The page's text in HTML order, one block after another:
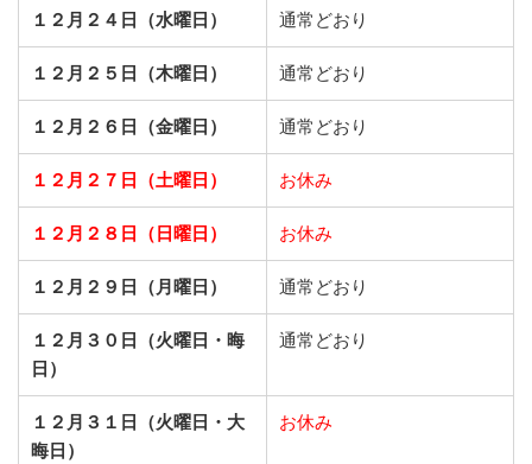
１２月２４日（水曜日） 通常どおり
１２月２５日（木曜日） 通常どおり
１２月２６日（金曜日） 通常どおり
１２月２７日（土曜日） お休み
１２月２８日（日曜日） お休み
１２月２９日（月曜日） 通常どおり
１２月３０日（火曜日・晦
日）
通常どおり
１２月３１日（火曜日・大
晦日）
お休み